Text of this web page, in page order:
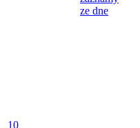
ze dne
10